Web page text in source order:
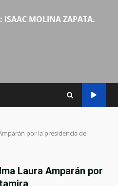
ISAAC MOLINA ZAPATA.
por la presidencia de
Laura Amparán por